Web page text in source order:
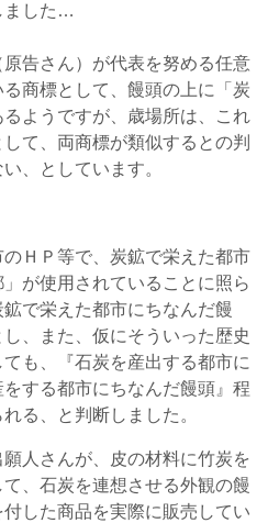
ました…
告さん）が代表を努める任意
商標として、饅頭の上に「炭
ようですが、歳場所は、これ
て、両商標が類似するとの判
、としています。
ＨＰ等で、炭鉱で栄えた都市
が使用されていることに照ら
で栄えた都市にちなんだ饅
、また、仮にそういった歴史
も、『石炭を産出する都市に
する都市にちなんだ饅頭』程
る、と判断しました。
人さんが、皮の材料に竹炭を
、石炭を連想させる外観の饅
した商品を実際に販売してい